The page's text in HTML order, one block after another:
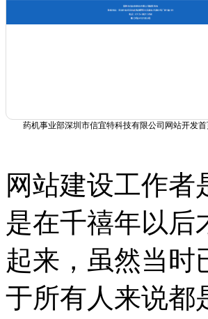
药机事业部深圳市信宜特科技有限公司网站开发
网站建设工作者
是在千禧年以后
起来，虽然当时
于所有人来说都